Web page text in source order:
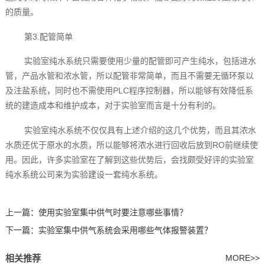
的质量。
第3.配管简单
实验室纯水系统‍只需要使用少量的配管即可产生纯水，包括进水
管，产品水管和浓水管，所以配管非常简单，而且不需要无循环泵以
及注盐系统，同时也不需使用PLC程序控制器，所以能够有效降低系
统的建造成本和维护成本，对于实验室而言是十分有利的。
实验室纯水系统‍不仅仅具有上述介绍的这几个优势，而且其浓水
水质还优于原水的水质，所以能够将浓水进行回收后放到RO前继续使
用。因此，许多实验室在了解到这些优势后，会找颇受好评的实验室
纯水系统‍公司来为实验建设一套纯水系统。
上一篇： 使用实验室集中供气时要注意哪些事情？
下一篇： 实验室集中供气‍系统会采用哪些气体报警装置？
相关推荐 MORE>>